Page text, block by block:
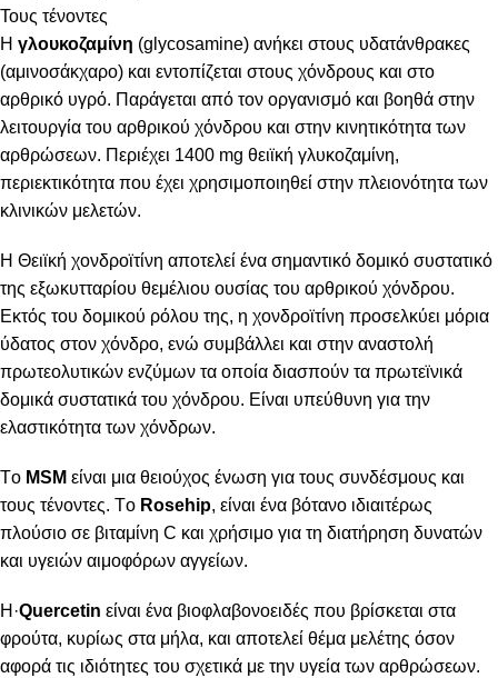
Τους τένοντες
Η γλουκοζαμίνη (glycosamine) ανήκει στους υδατάνθρακες
(αμινοσάκχαρο) και εντοπίζεται στους χόνδρους και στο
αρθρικό υγρό. Παράγεται από τον οργανισμό και βοηθά στην
λειτουργία του αρθρικού χόνδρου και στην κινητικότητα των
αρθρώσεων. Περιέχει 1400 mg θειϊκή γλυκοζαμίνη,
περιεκτικότητα που έχει χρησιμοποιηθεί στην πλειονότητα των
κλινικών μελετών.
Η Θειϊκή χονδροϊτίνη αποτελεί ένα σημαντικό δομικό συστατικό
της εξωκυτταρίου θεμέλιου ουσίας του αρθρικού χόνδρου.
Εκτός του δομικού ρόλου της, η χονδροϊτίνη προσελκύει μόρια
ύδατος στον χόνδρο, ενώ συμβάλλει και στην αναστολή
πρωτεολυτικών ενζύμων τα οποία διασπούν τα πρωτεϊνικά
δομικά συστατικά του χόνδρου. Είναι υπεύθυνη για την
ελαστικότητα των χόνδρων.
Tο MSM είναι μια θειούχος ένωση για τους συνδέσμους και
τους τένοντες. Τo Rosehip, είναι ένα βότανο ιδιαιτέρως
πλούσιο σε βιταμίνη C και χρήσιμο για τη διατήρηση δυνατών
και υγειών αιμοφόρων αγγείων.
Η·Quercetin είναι ένα βιοφλαβονοειδές που βρίσκεται στα
φρούτα, κυρίως στα μήλα, και αποτελεί θέμα μελέτης όσον
αφορά τις ιδιότητες του σχετικά με την υγεία των αρθρώσεων.